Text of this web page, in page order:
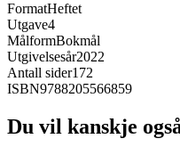
FormatHeftet
Utgave4
MålformBokmål
Utgivelsesår2022
Antall sider172
ISBN9788205566859
Du vil kanskje